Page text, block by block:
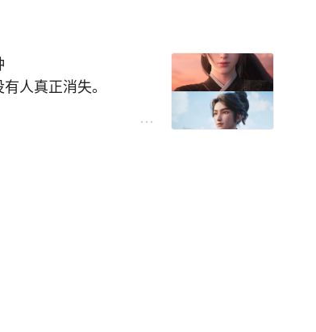
，人家知道了，也有
人真正消失。